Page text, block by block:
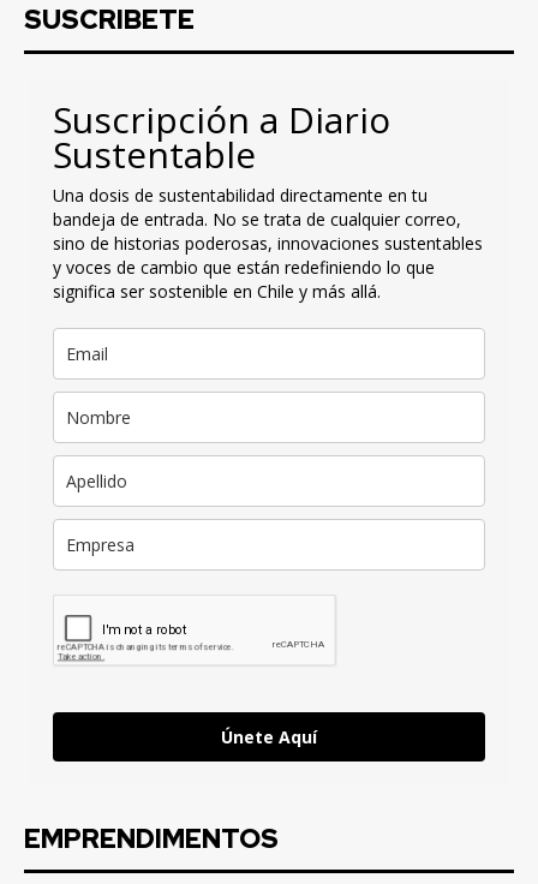
SUSCRIBETE
Suscripción a Diario
Sustentable
Una dosis de sustentabilidad directamente en tu
bandeja de entrada. No se trata de cualquier correo,
sino de historias poderosas, innovaciones sustentables
y voces de cambio que están redefiniendo lo que
significa ser sostenible en Chile y más allá.
Únete Aquí
EMPRENDIMENTOS